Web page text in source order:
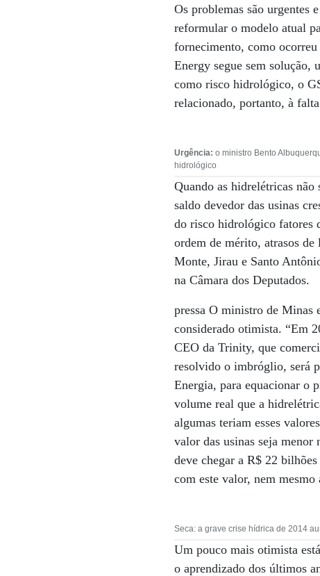
Os problemas são urgentes
reformular o modelo atual
fornecimento, como
Energy segue sem solução,
como risco hidrológico, o
relacionado, portanto, à
Urgência: o ministro Bento
hidrológico
Quando as hidrelétricas não
saldo devedor das usinas
do risco hidrológico fatores
ordem de mérito, atrasos de
Monte, Jirau e Santo
na Câmara dos Deputados.
pressa O ministro de Minas
considerado otimista. “Em
CEO da Trinity, que
resolvido o imbróglio, será
Energia, para equacionar o
volume real que a
algumas teriam esses
valor das usinas seja
deve chegar a R$ 22
com este valor, nem
Seca: a grave crise hídrica de 2014
Um pouco mais otimista
o aprendizado dos últimos